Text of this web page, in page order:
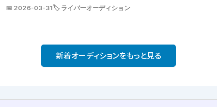
📅 2026-03-31🏷️ ライバーオーディション
新着オーディションをもっと見る